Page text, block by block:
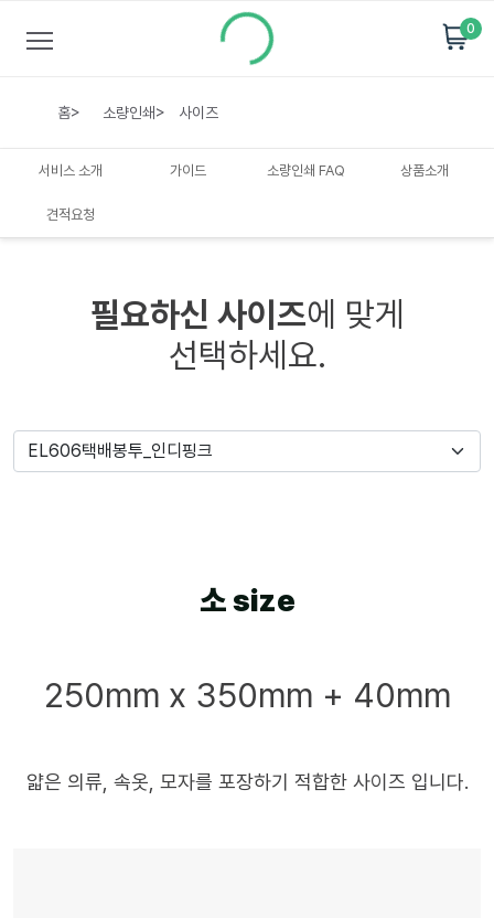
0
홈> 소량인쇄> 사이즈
서비스 소개 가이드 소량인쇄 FAQ 상품소개
견적요청
필요하신 사이즈에 맞게
선택하세요.
소 size
250mm x 350mm + 40mm
얇은 의류, 속옷, 모자를 포장하기 적합한 사이즈 입니다.